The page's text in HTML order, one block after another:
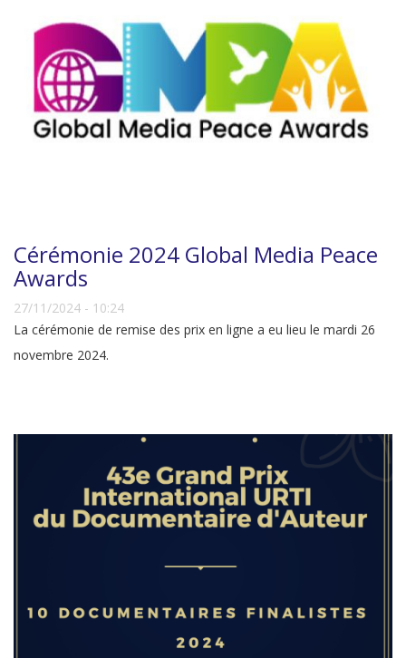
Cérémonie 2024 Global Media Peace
Awards
27/11/2024 - 10:24
La cérémonie de remise des prix en ligne a eu lieu le mardi 26
novembre 2024.